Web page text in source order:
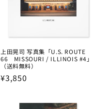
上田晃司 写真集「U.S. ROUTE
66 MISSOURI / ILLINOIS #4」
（送料無料）
Regular
¥3,850